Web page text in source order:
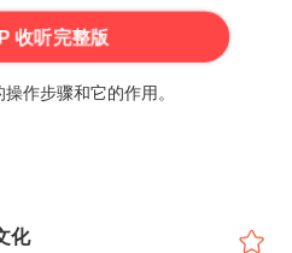
收听完整版
作步骤和它的作用。
化